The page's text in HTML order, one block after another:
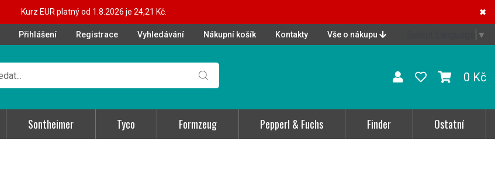
✖
Kurz EUR platný od 1.8.2026 je 24,21 Kč.
Přihlášení Registrace Vyhledávání Nákupní košík Kontakty Vše o nákupu ▼
0 Kč
Sontheimer Tyco Formzeug Pepperl & Fuchs Finder Ostatní